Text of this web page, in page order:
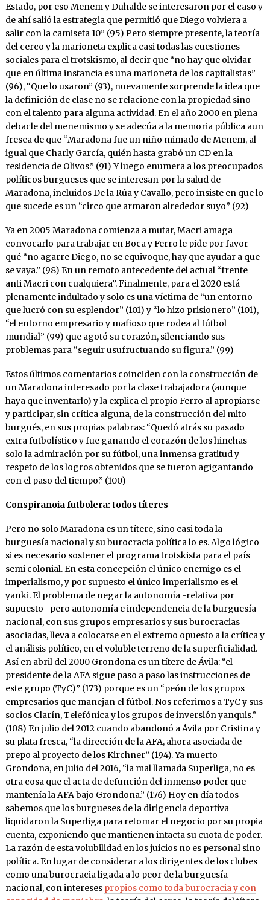
Estado, por eso Menem y Duhalde se interesaron por el caso y
de ahí salió la estrategia que permitió que Diego volviera a
salir con la camiseta 10” (95) Pero siempre presente, la teoría
del cerco y la marioneta explica casi todas las cuestiones
sociales para el trotskismo, al decir que “no hay que olvidar
que en última instancia es una marioneta de los capitalistas”
(96), “Que lo usaron” (93), nuevamente sorprende la idea que
la definición de clase no se relacione con la propiedad sino
con el talento para alguna actividad. En el año 2000 en plena
debacle del menemismo y se adecúa a la memoria pública aun
fresca de que “Maradona fue un niño mimado de Menem, al
igual que Charly García, quién hasta grabó un CD en la
residencia de Olivos.” (91) Y luego enumera a los preocupados
políticos burgueses que se interesan por la salud de
Maradona, incluidos De la Rúa y Cavallo, pero insiste en que lo
que sucede es un “circo que armaron alrededor suyo” (92)
Ya en 2005 Maradona comienza a mutar, Macri amaga
convocarlo para trabajar en Boca y Ferro le pide por favor
qué “no agarre Diego, no se equivoque, hay que ayudar a que
se vaya.” (98) En un remoto antecedente del actual “frente
anti Macri con cualquiera”. Finalmente, para el 2020 está
plenamente indultado y solo es una víctima de “un entorno
que lucró con su esplendor” (101) y “lo hizo prisionero” (101),
“el entorno empresario y mafioso que rodea al fútbol
mundial” (99) que agotó su corazón, silenciando sus
problemas para “seguir usufructuando su figura.” (99)
Estos últimos comentarios coinciden con la construcción de
un Maradona interesado por la clase trabajadora (aunque
haya que inventarlo) y la explica el propio Ferro al apropiarse
y participar, sin crítica alguna, de la construcción del mito
burgués, en sus propias palabras: “Quedó atrás su pasado
extra futbolístico y fue ganando el corazón de los hinchas
solo la admiración por su fútbol, una inmensa gratitud y
respeto de los logros obtenidos que se fueron agigantando
con el paso del tiempo.” (100)
Conspiranoia futbolera: todos títeres
Pero no solo Maradona es un títere, sino casi toda la
burguesía nacional y su burocracia política lo es. Algo lógico
si es necesario sostener el programa trotskista para el país
semi colonial. En esta concepción el único enemigo es el
imperialismo, y por supuesto el único imperialismo es el
yanki. El problema de negar la autonomía -relativa por
supuesto- pero autonomía e independencia de la burguesía
nacional, con sus grupos empresarios y sus burocracias
asociadas, lleva a colocarse en el extremo opuesto a la crítica y
el análisis político, en el voluble terreno de la superficialidad.
Así en abril del 2000 Grondona es un títere de Ávila: “el
presidente de la AFA sigue paso a paso las instrucciones de
este grupo (TyC)” (173) porque es un “peón de los grupos
empresarios que manejan el fútbol. Nos referimos a TyC y sus
socios Clarín, Telefónica y los grupos de inversión yanquis.”
(108) En julio del 2012 cuando abandonó a Ávila por Cristina y
su plata fresca, “la dirección de la AFA, ahora asociada de
prepo al proyecto de los Kirchner” (194). Ya muerto
Grondona, en julio del 2016, “la mal llamada Superliga, no es
otra cosa que el acta de defunción del inmenso poder que
mantenía la AFA bajo Grondona.” (176) Hoy en día todos
sabemos que los burgueses de la dirigencia deportiva
liquidaron la Superliga para retomar el negocio por su propia
cuenta, exponiendo que mantienen intacta su cuota de poder.
La razón de esta volubilidad en los juicios no es personal sino
política. En lugar de considerar a los dirigentes de los clubes
como una burocracia ligada a lo peor de la burguesía
nacional, con intereses propios como toda burocracia y con